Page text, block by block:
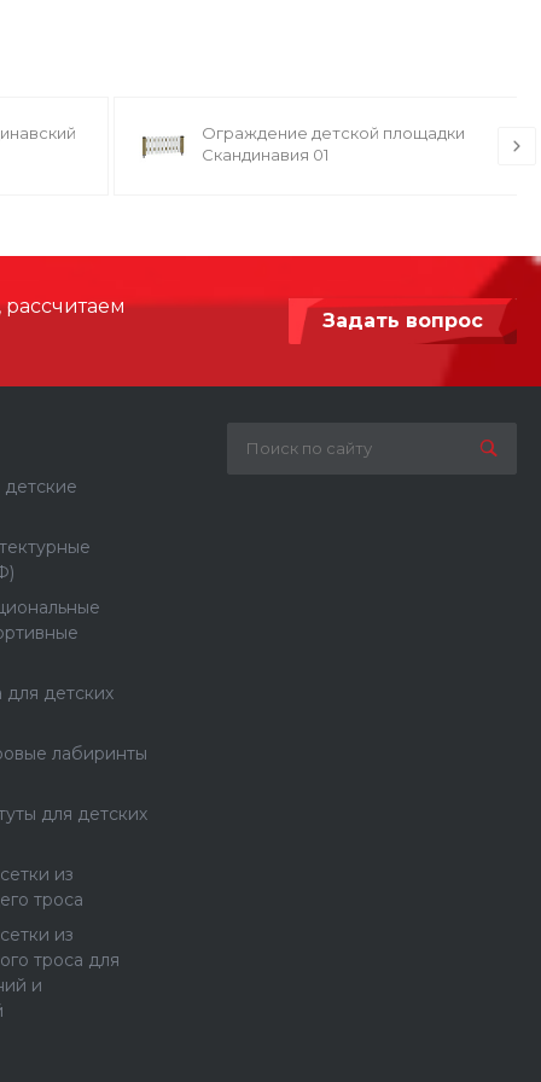
Ограждение детской площадки
Скандинавия 01
рассчитаем
Задать вопрос
для детских
лабиринты
для детских
из
троса
из
троса для
и